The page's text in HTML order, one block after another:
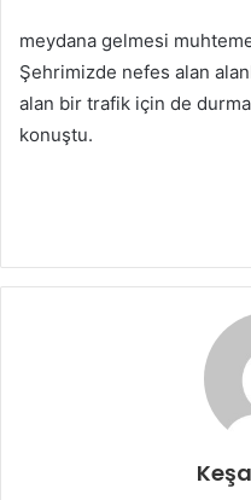
meydana gelmesi
Şehrimizde nefes alan
alan bir trafik için de
konuştu.